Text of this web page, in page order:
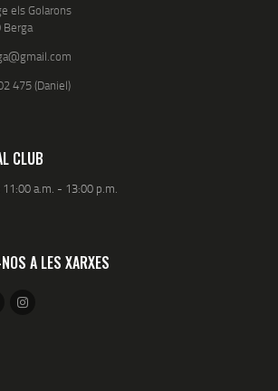
els Golarons
Berga
475 (Daniel)
CLUB
a.m. - 13:00 p.m.
A LES XARXES